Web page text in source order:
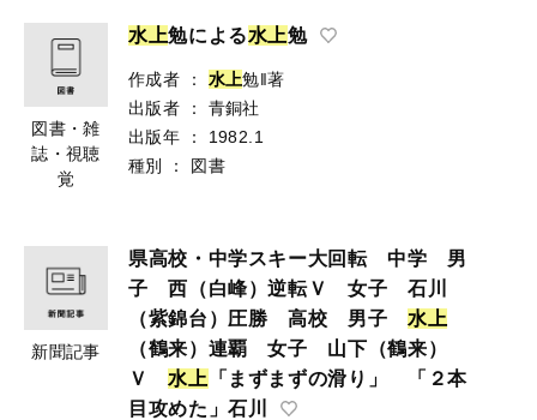
図書・雑
誌・視聴
覚
水 上勉による水 上勉
作成者 ： 水上勉‖著
出版者
：
青銅社
出版年
：
1982.1
種別
： 図書
新聞記事
県高校・中学スキー大回転 中学 男
子 西（白峰）逆転Ｖ 女子 石川
（紫錦台）圧勝 高校 男子 水 上
（鶴来）連覇 女子 山下（鶴来）
Ｖ 水 上 「まずまずの滑り」 「２本
目攻めた」石川